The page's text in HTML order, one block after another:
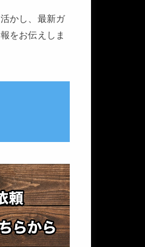
かし、最新ガ
をお伝えしま